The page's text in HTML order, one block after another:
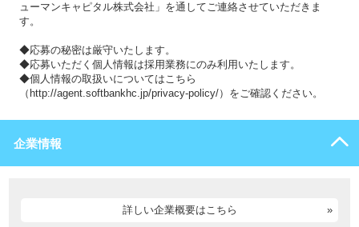
ューマンキャピタル株式会社」を通してご連絡させていただきま
す。
◆応募の秘密は厳守いたします。
◆応募いただく個人情報は採用業務にのみ利用いたします。
◆個人情報の取扱いについてはこちら
（http://agent.softbankhc.jp/privacy-policy/）をご確認ください。
企業情報
詳しい企業概要はこちら